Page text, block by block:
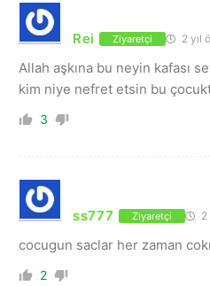
Rei Ziyaretçi 2 yıl
Allah aşkına bu neyin kafası
kim niye nefret etsin bu
3
ss777 Ziyaretçi 2
cocugun saclar her zaman
2